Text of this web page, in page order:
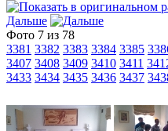
Дальше
Фото 7 из 78
3381 3382 3383 3384 3385
3407 3408 3409 3410 3411
3433 3434 3435 3436 3437